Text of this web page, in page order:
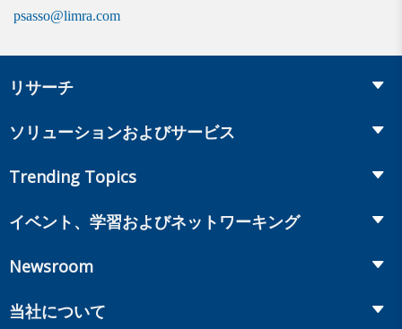
psasso@limra.com
リサーチ
Annuities
Workplace Benefits
Annual Research Agenda
ソリューションおよびサービス
Onboarding and Development
Market Development and Monitoring
Trending Topics
Annuities
Publications & Podcasts
イベント、学習およびネットワーキング
Committees and Study Groups
Newsroom
当社について